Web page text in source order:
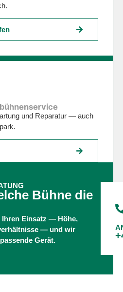
und Reparatur — auch
Bühne die
Ihren Einsatz — Höhe,
— und wir
Gerät.